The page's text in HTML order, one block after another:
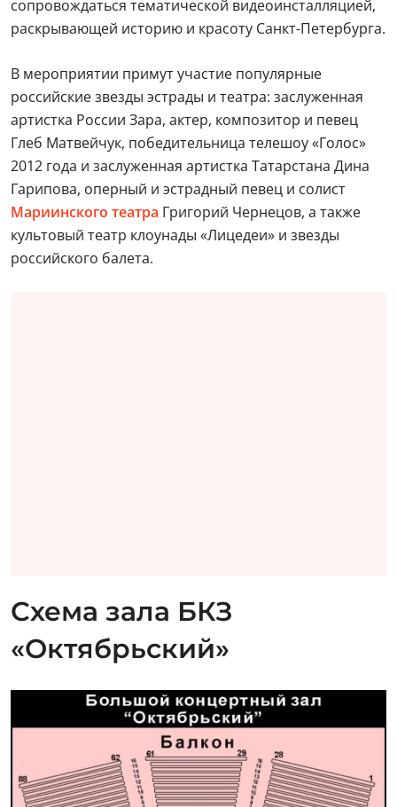
сопровождаться тематической видеоинсталляцией,
раскрывающей историю и красоту Санкт-Петербурга.
В мероприятии примут участие популярные
российские звезды эстрады и театра: заслуженная
артистка России Зара, актер, композитор и певец
Глеб Матвейчук, победительница телешоу «Голос»
2012 года и заслуженная артистка Татарстана Дина
Гарипова, оперный и эстрадный певец и солист
Мариинского театра Григорий Чернецов, а также
культовый театр клоунады «Лицедеи» и звезды
российского балета.
Схема зала БКЗ
«Октябрьский»